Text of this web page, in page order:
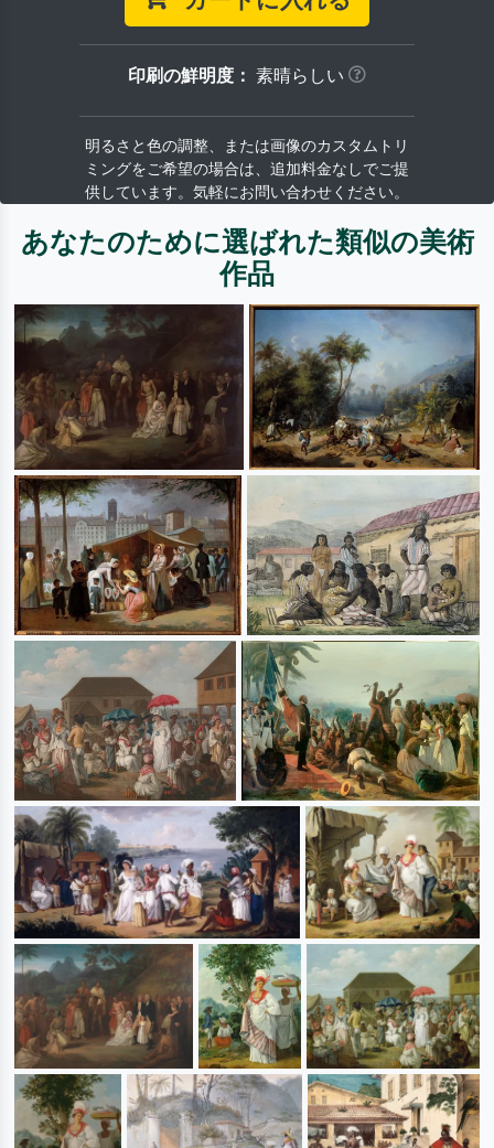
印刷の鮮明度： 素晴らしい
明るさと色の調整、または画像のカスタムトリ
ミングをご希望の場合は、追加料金なしでご提
供しています。気軽にお問い合わせください。
あなたのために選ばれた類似の美術
作品